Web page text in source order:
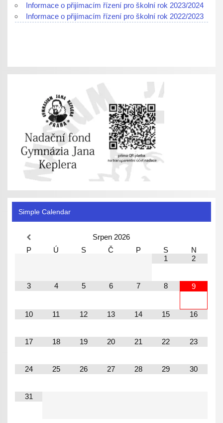
Informace o přijímacím řízení pro školní rok 2023/2024
Informace o přijímacím řízení pro školní rok 2022/2023
Simple Calendar
Srpen 2026
P
Ú S Č P S
N
1
2
3 4 5 6 7 8 9
10 11 12 13 14 15 16
17 18 19 20 21 22 23
24 25 26 27 28 29 30
31